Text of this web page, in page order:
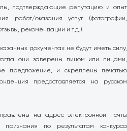
подтверждающие репутацию и опыт
работ/оказания услуг (фотографии,
рекомендации и т.д.).
документах не будут иметь силу,
они заверены лицом или лицами,
предложение, и скреплены печатью
предоставляется на русском
на адрес электронной почты
по результатам конкурса